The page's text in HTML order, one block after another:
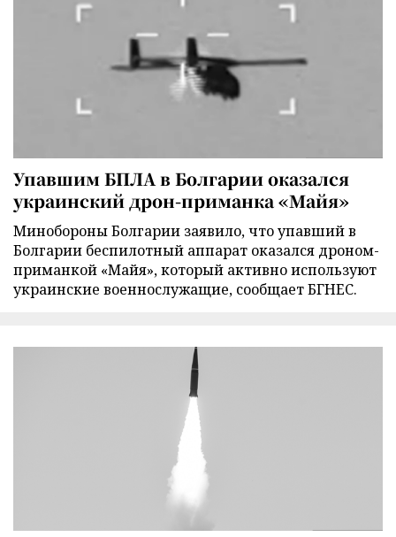
Упавшим БПЛА в Болгарии оказался
украинский дрон-приманка «Майя»
Минобороны Болгарии заявило, что упавший в
Болгарии беспилотный аппарат оказался дроном-
приманкой «Майя», который активно используют
украинские военнослужащие, сообщает БГНЕС.